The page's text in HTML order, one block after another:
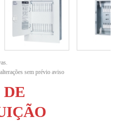
sem prévio aviso